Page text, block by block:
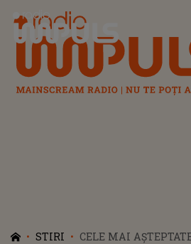
Radio Impuls
STIRI
CELE MAI